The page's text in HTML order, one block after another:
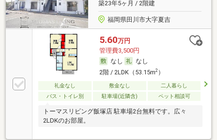
築23年5ヶ月 / 2階建
福岡県田川市大字夏吉
5.60万円
管理費3,500円
なし
なし
2階 / 2LDK（53.15m2）
礼金なし 敷金なし
二人暮らし
バス・トイレ別
駐車場(近隣含) ペット相談可
トーマスリビング飯塚店 駐車場2台無料です。広々
2LDKのお部屋。